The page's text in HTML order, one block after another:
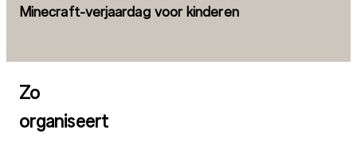
Minecraft-verjaardag voor kinderen
Zo
organiseert